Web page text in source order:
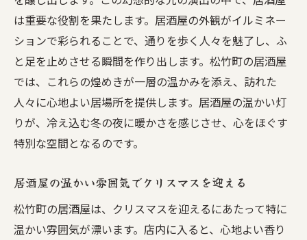
松竹町の居酒屋で楽しむクリスマスナイト
の過ごし方
松竹町の居酒屋が提供するクリスマスの特別な
夜
松竹町の居酒屋で過ごす特別なクリスマス
の夜
ニュー
松竹町の居酒屋でのクリスマスの特別な体
験
は重要な役割を果たします。居酒屋の外観がイルミネー
ションで彩られることで、通りを歩く人々を魅了し、ふ
と足を止めさせる瞬間を作り出します。松竹町の居酒屋
では、これらの煌めきが一層の温かみを添え、訪れた
人々に心地よい居場所を提供します。居酒屋の温かい灯
りが、冷え込む冬の夜に暖かさを感じさせ、心をほぐす
特別な空間となるのです。
居酒屋の温かい雰囲気でクリスマスを迎える
松竹町の居酒屋は、クリスマスを迎えるにあたって特に
温かい雰囲気が漂います。店内に入ると、心地よい香り